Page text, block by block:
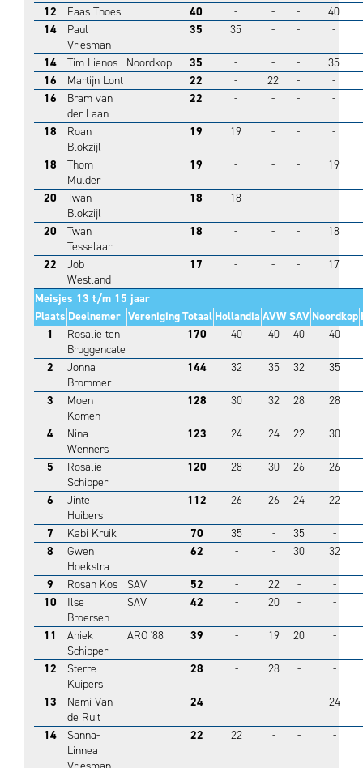
12
Faas Thoes 40 - - -
40
14
Paul
Vriesman
35 35 - - -
14 Tim Lienos Noordkop 35 - - -
35
16
Martijn Lont 22 - 22 -
-
16
Bram van
der Laan
22 - - - -
18
Roan
Blokzijl
19 19 - - -
18
Thom
Mulder
19 - - - 19
20
Twan
Blokzijl
18 18 - - -
20
Twan
Tesselaar
18 - - - 18
22
Job
Westland
17 - - - 17
Meisjes 13 t/m 15 jaar
Plaats Deelnemer VerenigingTotaal Hollandia AVWSAV Noordkop
1
Rosalie ten
Bruggencate
170 40 40 40 40
2
Jonna
Brommer
144 32 35 32 35
3
Moen
Komen
128 30 32 28 28
4
Nina
Wenners
123 24 24 22 30
5
Rosalie
Schipper
120 28 30 26 26
6
Jinte
Huibers
112 26 26 24 22
7 Kabi Kruik 70 35 - 35
-
8
Gwen
Hoekstra
62 - - 30 32
9 Rosan Kos SAV 52 - 22 -
-
10
Ilse
Broersen
SAV 42 - 20 - -
11
Aniek
Schipper
ARO '88 39 - 19 20 -
12
Sterre
Kuipers
28 - 28 - -
13
Nami Van
de Ruit
24 - - - 24
14
Sanna-
Linnea
22 22 - - -